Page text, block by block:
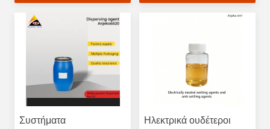
Συστήματα
Ηλεκτρικά ουδέτεροι